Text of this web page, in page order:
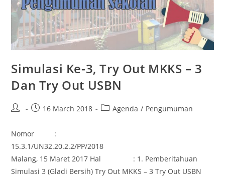
Simulasi Ke-3, Try Out MKKS – 3
Dan Try Out USBN
16 March 2018 Agenda / Pengumuman
Nomor :
15.3.1/UN32.20.2.2/PP/2018
Malang, 15 Maret 2017 Hal : 1. Pemberitahuan
Simulasi 3 (Gladi Bersih) Try Out MKKS – 3 Try Out USBN